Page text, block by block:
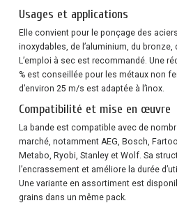
Usages et applications
Elle convient pour le ponçage des
inoxydables, de l’aluminium, du
L’emploi à sec est recommandé. Une
% est conseillée pour les métaux non
d’environ 25 m/s est adaptée à l’inox.
Compatibilité et mise en œuvre
La bande est compatible avec de
marché, notamment AEG, Bosch,
Metabo, Ryobi, Stanley et Wolf. Sa
l’encrassement et améliore la durée
Une variante en assortiment est
grains dans un même pack.